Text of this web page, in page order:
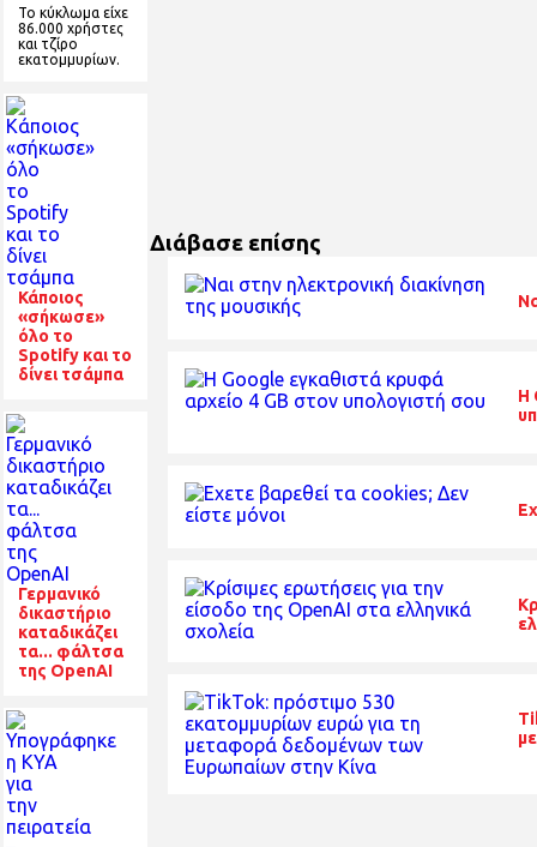
Το κύκλωμα είχε
86.000 χρήστες
και τζίρο
εκατομμυρίων.
Κάποιος
«σήκωσε»
όλο το
Spotify και το
δίνει τσάμπα
Γερμανικό
δικαστήριο
καταδικάζει
τα... φάλτσα
της OpenAI
Διάβασε επίσης
Η